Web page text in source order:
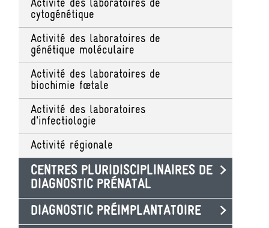
Activité des laboratoires de
cytogénétique
Activité des laboratoires de
génétique moléculaire
Activité des laboratoires de
biochimie fœtale
Activité des laboratoires
d'infectiologie
Activité régionale
CENTRES PLURIDISCIPLINAIRES DE
DIAGNOSTIC PRÉNATAL
DIAGNOSTIC PRÉIMPLANTATOIRE